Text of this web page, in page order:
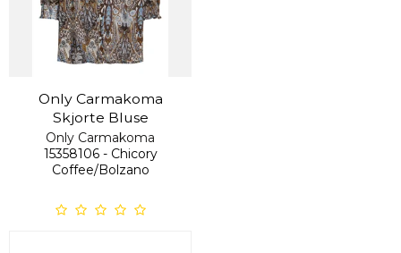
Only Carmakoma
Skjorte Bluse
Only Carmakoma
15358106 - Chicory
Coffee/Bolzano